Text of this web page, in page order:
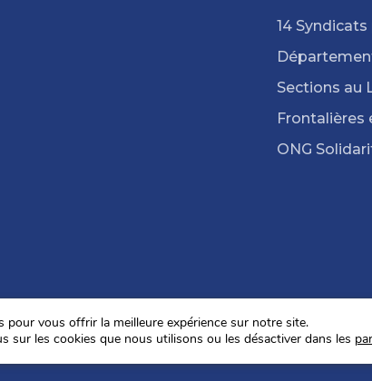
14
Sections au
Frontalières
ONG
pour vous offrir la meilleure expérience sur notre site.
sur les cookies que nous utilisons ou les désactiver dans les